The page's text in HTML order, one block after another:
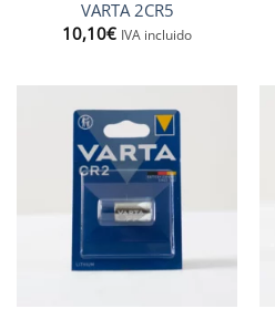
VARTA 2CR5
10,10€ IVA incluido